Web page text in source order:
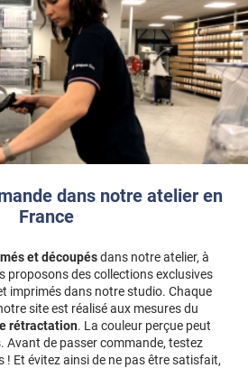
dans notre atelier en
France
et découpésdans notre atelier, à
proposons des collections exclusives
imprimés dans notre studio. Chaque
site est réalisé aux mesures du
rétractation. La couleur perçue peut
Avant de passer commande, testez
Et évitez ainsi de ne pas être satisfait,